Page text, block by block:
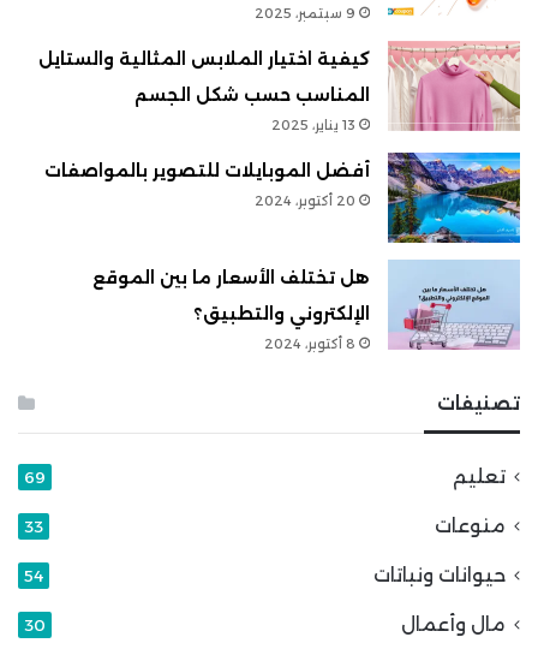
9 سبتمبر، 2025
كيفية اختيار الملابس المثالية والستايل
المناسب حسب شكل الجسم
13 يناير، 2025
أفضل الموبايلات للتصوير بالمواصفات
20 أكتوبر، 2024
هل تختلف الأسعار ما بين الموقع
الإلكتروني والتطبيق؟
8 أكتوبر، 2024
تصنيفات
تعليم 69
منوعات 33
حيوانات ونباتات 54
مال وأعمال 30